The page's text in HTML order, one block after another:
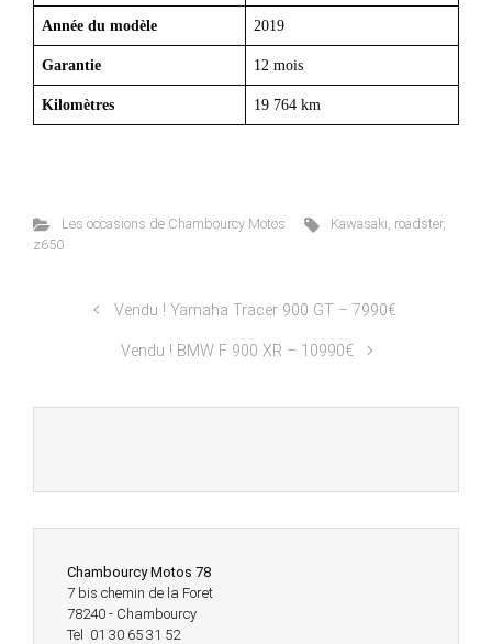
Année du modèle 2019
Garantie 12 mois
Kilomètres 19 764 km
Les occasions de Chambourcy Motos Kawasaki, roadster,
z650
Vendu ! Yamaha Tracer 900 GT – 7990€
Vendu ! BMW F 900 XR – 10990€
Chambourcy Motos 78
7 bis chemin de la Foret
78240 - Chambourcy
Tel 01 30 65 31 52